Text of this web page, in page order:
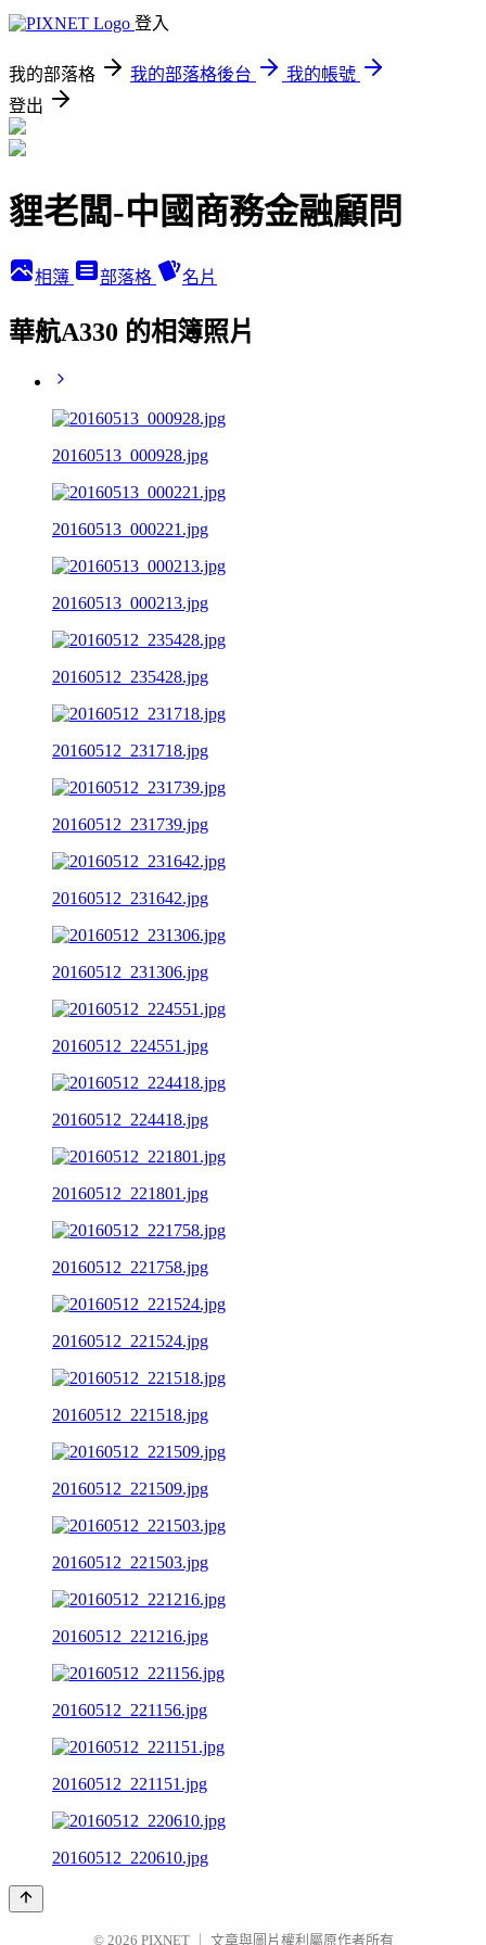
登入
我的部落格 我的部落格後台
我的帳號
登出
貍老闆-中國商務金融顧問
相簿 部落格 名片
華航A330 的相簿照片
20160513_000928.jpg
20160513_000221.jpg
20160513_000213.jpg
20160512_235428.jpg
20160512_231718.jpg
20160512_231739.jpg
20160512_231642.jpg
20160512_231306.jpg
20160512_224551.jpg
20160512_224418.jpg
20160512_221801.jpg
20160512_221758.jpg
20160512_221524.jpg
20160512_221518.jpg
20160512_221509.jpg
20160512_221503.jpg
20160512_221216.jpg
20160512_221156.jpg
20160512_221151.jpg
20160512_220610.jpg
© 2026 PIXNET 文章與圖片權利屬原作者所有